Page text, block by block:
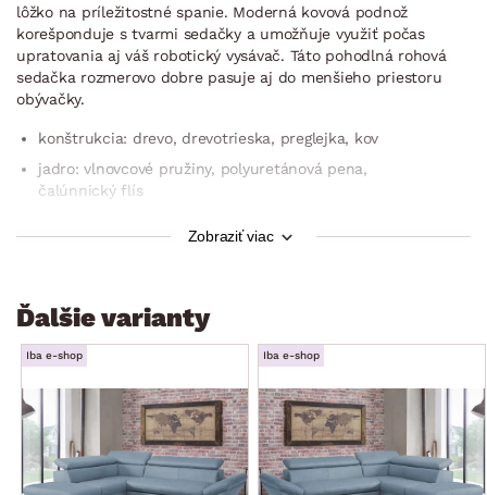
lôžko na príležitostné spanie. Moderná kovová podnož
korešponduje s tvarmi sedačky a umožňuje využiť počas
upratovania aj váš robotický vysávač. Táto pohodlná rohová
sedačka rozmerovo dobre pasuje aj do menšieho priestoru
obývačky.
konštrukcia: drevo, drevotrieska, preglejka, kov
jadro: vlnovcové pružiny, polyuretánová pena,
čalúnnický flís
tkanina, farba svetlo šedá (zloženie: 100% PES,
v priestore)
prešiv poťahu sedadla
rohový pôdorys – ľavý roh (otoman umiestnený vľavo)
pravá podrúčka: mäkko polstrovaná, skosený tvar
sedák: stredne mäkký komfort
Zobraziť viac
Ďalšie varianty
Iba e-shop Iba e-shop